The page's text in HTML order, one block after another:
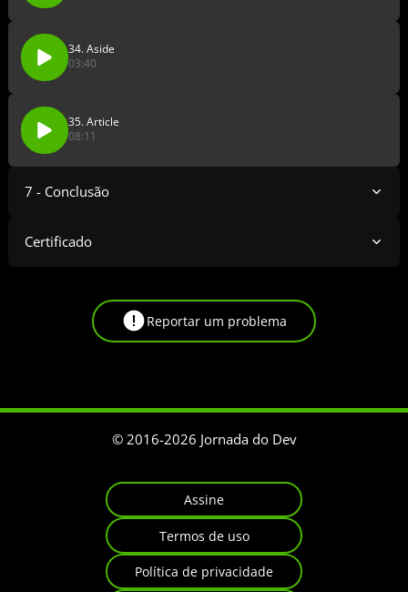
34. Aside
03:40
35. Article
08:11
7 - Conclusão
Certificado
Reportar um problema
© 2016-2026 Jornada do Dev
Assine
Termos de uso
Política de privacidade